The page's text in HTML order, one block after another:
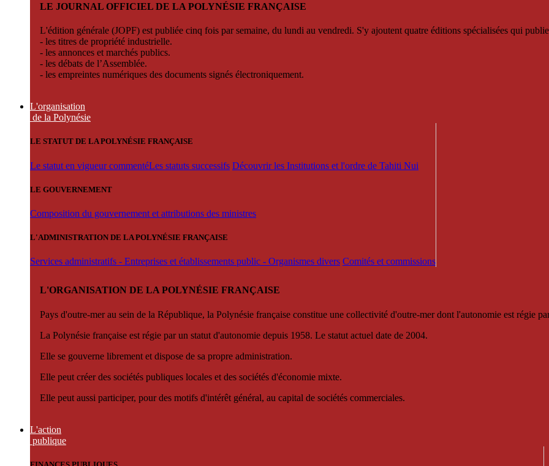
LE JOURNAL OFFICIEL DE LA POLYNÉSIE FRANÇAISE
L'édition générale (JOPF) est publiée cinq fois par semaine, du lundi au vendredi. S'y ajoutent quatre éditions spécialisées qui
- les titres de propriété industrielle.
- les annonces et marchés publics.
- les débats de l’Assemblée.
- les empreintes numériques des documents signés électroniquement.
L'organisation
de la Polynésie
LE STATUT DE LA POLYNÉSIE FRANÇAISE
Le statut en vigueur commentéLes statuts successifs Découvrir les Institutions et l'ordre de Tahiti Nui
LE GOUVERNEMENT
Composition du gouvernement et attributions des ministres
L'ADMINISTRATION DE LA POLYNÉSIE FRANÇAISE
Services administratifs - Entreprises et établissements public - Organismes divers Comités et commissions
L'ORGANISATION DE LA POLYNÉSIE FRANÇAISE
Pays d'outre-mer au sein de la République, la Polynésie française constitue une collectivité d'outre-mer dont l'autonomie est régie
La Polynésie française est régie par un statut d'autonomie depuis 1958. Le statut actuel date de 2004.
Elle se gouverne librement et dispose de sa propre administration.
Elle peut créer des sociétés publiques locales et des sociétés d'économie mixte.
Elle peut aussi participer, pour des motifs d'intérêt général, au capital de sociétés commerciales.
L'action
publique